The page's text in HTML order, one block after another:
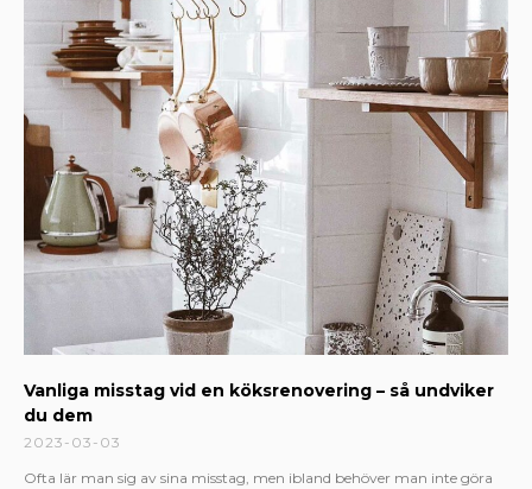
Vanliga misstag vid en köksrenovering – så undviker
du dem
2023-03-03
Ofta lär man sig av sina misstag, men ibland behöver man inte göra